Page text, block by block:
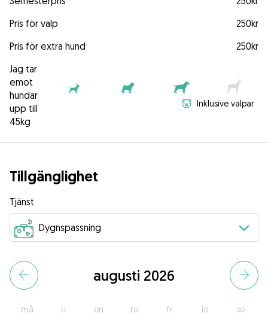
Pris för valp
250kr
Pris för extra hund
250kr
Jag tar
emot
hundar
upp till
45kg
Inklusive valpar
Tillgänglighet
Tjänst
augusti 2026
må ti on to fr lö sö